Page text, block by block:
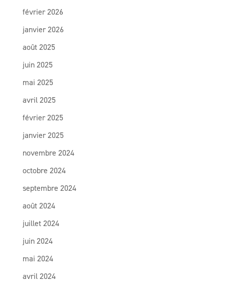
février 2026
janvier 2026
août 2025
juin 2025
mai 2025
avril 2025
février 2025
janvier 2025
novembre 2024
octobre 2024
septembre 2024
août 2024
juillet 2024
juin 2024
mai 2024
avril 2024